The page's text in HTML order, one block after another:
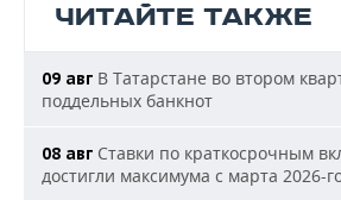
ЧИТАЙТЕ ТАКЖЕ
09 авг В Татарстане во втором
поддельных банкнот
08 авг Ставки по краткосрочным
достигли максимума с марта 2026-